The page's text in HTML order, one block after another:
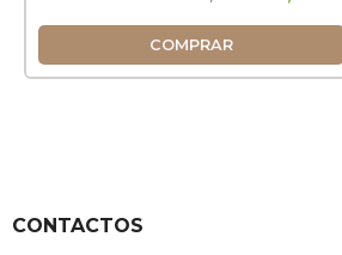
COMPRAR
CONTACTOS